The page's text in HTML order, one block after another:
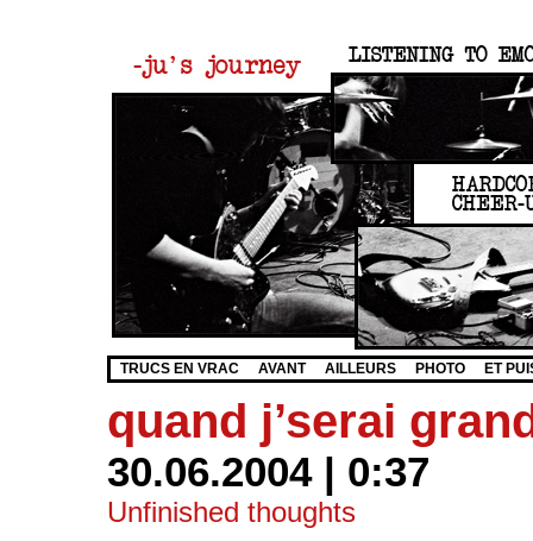
TRUCS EN VRAC AVANT AILLEURS PHOTO ET
quand j’serai
30.06.2004 | 0:37
Unfinished thoughts